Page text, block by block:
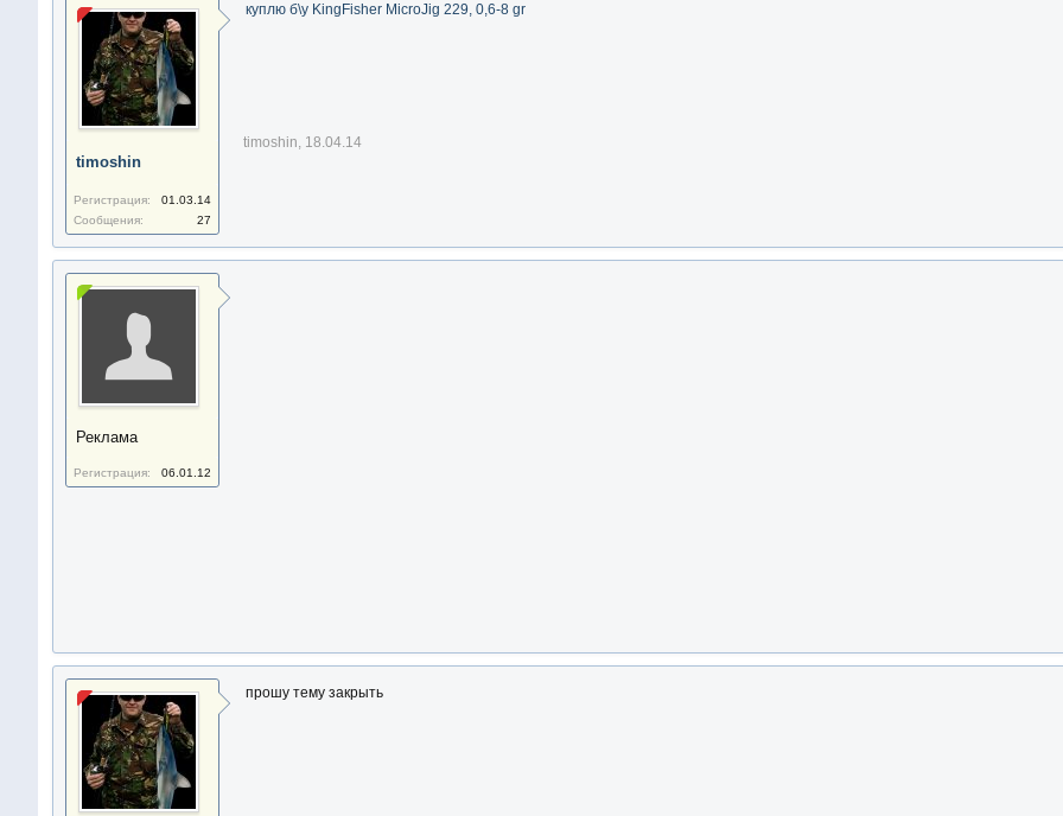
timoshin
Регистрация:
01.03.14
Сообщения:
27
куплю б\у KingFisher MicroJig 229, 0,6-8 gr
timoshin, 18.04.14
Реклама
Регистрация: 06.01.12
прошу тему закрыть